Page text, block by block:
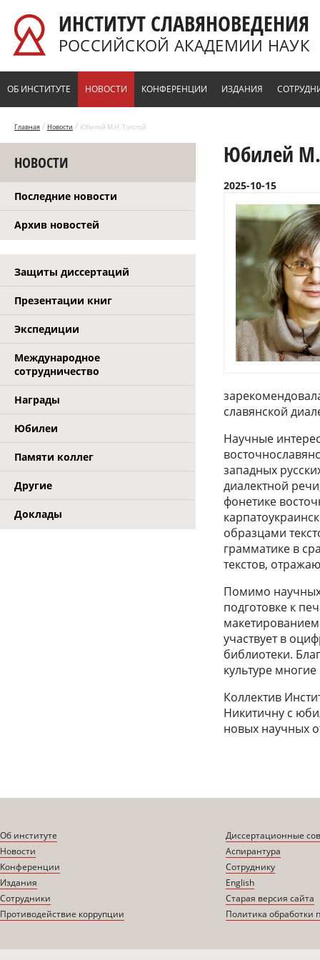
ИНСТИТУТ СЛАВЯНОВЕДЕНИЯ
РОССИЙСКОЙ АКАДЕМИИ НАУК
ОБ ИНСТИТУТЕ НОВОСТИ КОНФЕРЕНЦИИ ИЗДАНИЯ
Главная / Новости / Юбилей М.Н. Толстой
НОВОСТИ
Последние новости
Архив новостей
Защиты диссертаций
Презентации книг
Экспедиции
Международное
сотрудничество
Награды
Юбилеи
Памяти коллег
Другие
Доклады
Юбилей
2025-10-15
славянской
Научные
западных
диалектной
фонетике
образцами
грамматике в
текстов,
Помимо
подготовке к
участвует в
библиотеки.
культуре
Коллектив
Никитичну с
новых научных
Об институте
Новости
Конференции
Издания
Сотрудники
Противодействие коррупции
Диссертационные
Аспирантура
Сотруднику
English
Старая версия сайта
Политика обработки